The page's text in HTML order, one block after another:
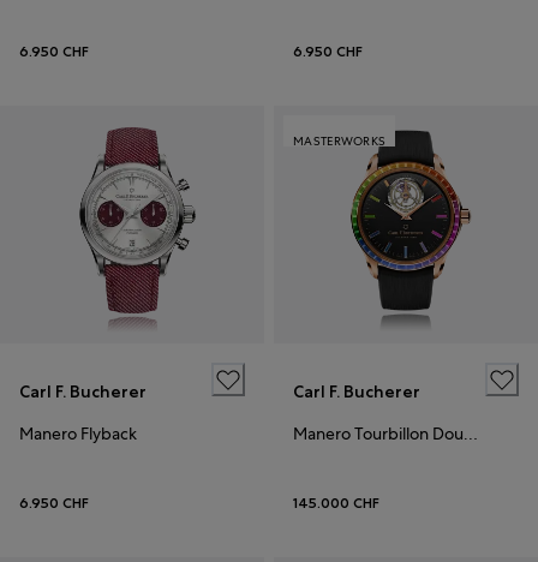
6.950 CHF 6.950 CHF
Carl F. Bucherer
Manero Flyback
6.950 CHF
MASTERWORKS
Carl F. Bucherer
Manero Tourbillon DoublePeripheral
145.000 CHF